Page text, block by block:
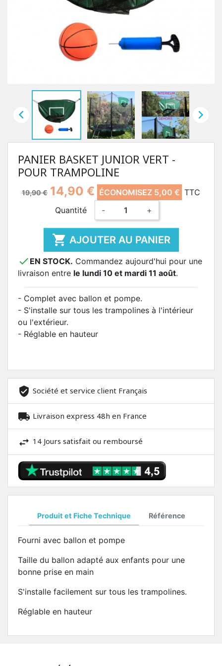
 
PANIER BASKET JUNIOR VERT -
POUR TRAMPOLINE
19,90 € 14,90 € ÉCONOMISEZ 5,00 € TTC
Quantité
- +
 AJOUTER AU PANIER
 EN STOCK. Commandez aujourd'hui pour une
livraison entre le lundi 10 et mardi 11 août.
- Complet avec ballon et pompe.
- S'installe sur tous les trampolines à l'intérieur
ou l'extérieur.
- Réglable en hauteur
Société et service client Français
Livraison express 48h en France
14 Jours satisfait ou remboursé
Produit et Fiche Technique Référence
Fourni avec ballon et pompe
Taille du ballon adapté aux enfants pour une
bonne prise en main
S'installe facilement sur tous les trampolines.
Réglable en hauteur